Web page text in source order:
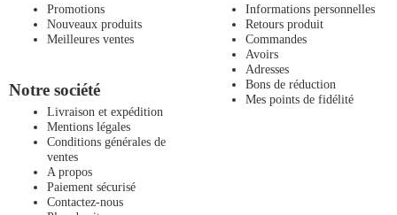
Promotions
Nouveaux produits
Meilleures ventes
Notre société
Livraison et expédition
Mentions légales
Conditions générales de
ventes
A propos
Paiement sécurisé
Contactez-nous
Informations personnelles
Retours produit
Commandes
Avoirs
Adresses
Bons de réduction
Mes points de fidélité